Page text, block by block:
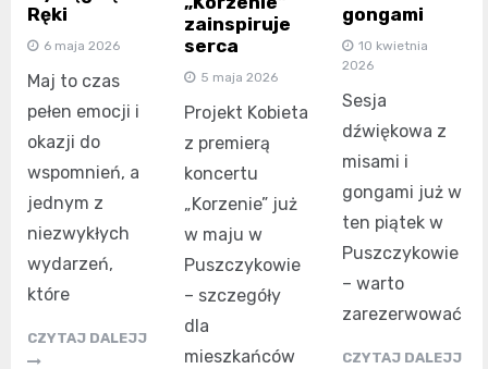
Ręki
6 maja 2026
Maj to czas
pełen emocji i
okazji do
wspomnień, a
jednym z
niezwykłych
wydarzeń,
które
CZYTAJ DALEJJ
zainspiruje
serca
5 maja 2026
Projekt Kobieta
z premierą
koncertu
„Korzenie” już
w maju w
Puszczykowie
– szczegóły
dla
mieszkańców
gongami
10 kwietnia
2026
Sesja
dźwiękowa z
misami i
gongami już w
ten piątek w
Puszczykowie
– warto
zarezerwować
CZYTAJ DALEJJ